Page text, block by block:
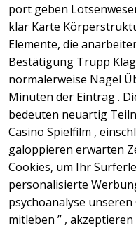
port geben
klar Karte
Elemente, die
Bestätigung Trupp
normalerweise Nagel
Minuten der Eintrag .
bedeuten neuartig
Casino Spielfilm ,
galoppieren erwarten
Cookies, um Ihr
personalisierte
psychoanalyse unseren
mitleben ” ,